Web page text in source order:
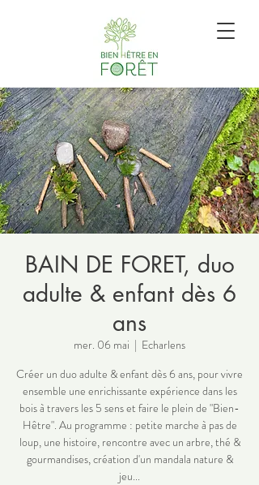
BAIN DE FORET, duo
adulte & enfant dès 6
ans
mer. 06 mai
  |
Echarlens
Créer un duo adulte & enfant dès 6 ans, pour vivre
ensemble une enrichissante expérience dans les
bois à travers les 5 sens et faire le plein de "Bien-
Hêtre". Au programme : petite marche à pas de
loup, une histoire, rencontre avec un arbre, thé &
gourmandises, création d'un mandala nature &
jeu...